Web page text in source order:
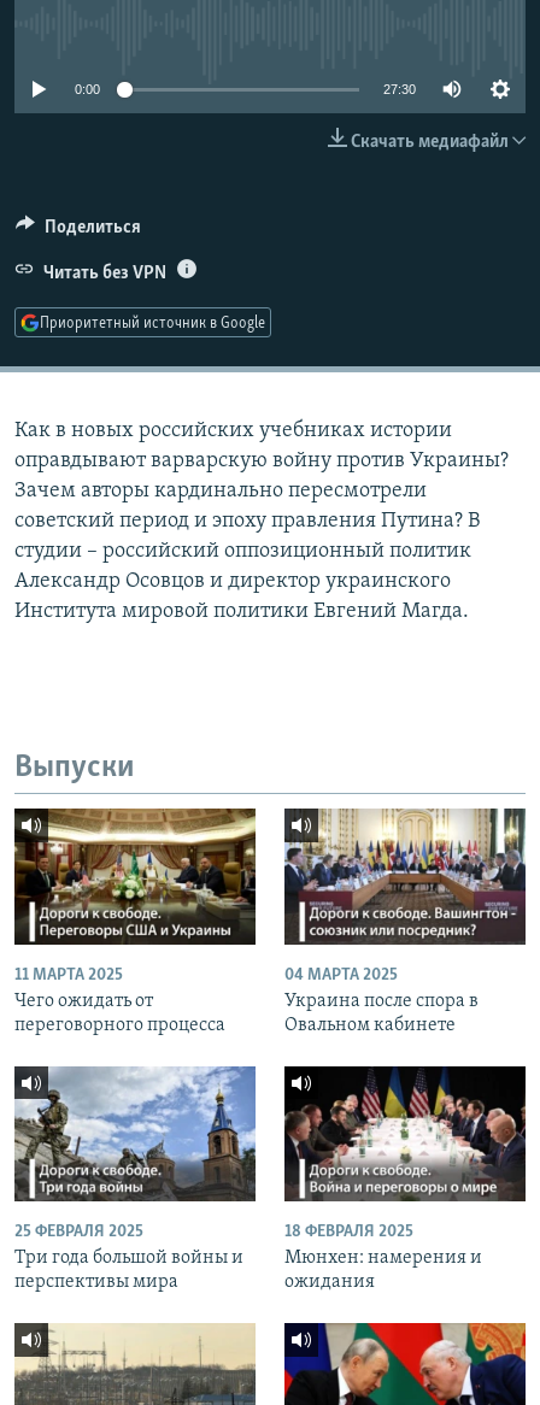
0:00 27:30
Скачать медиафайл
Поделиться
Читать без VPN
Приоритетный источник в Google
Как в новых российских учебниках истории
оправдывают варварскую войну против Украины?
Зачем авторы кардинально пересмотрели
советский период и эпоху правления Путина? В
студии – российский оппозиционный политик
Александр Осовцов и директор украинского
Института мировой политики Евгений Магда.
Выпуски
11 МАРТА 2025
Чего ожидать от
переговорного процесса
04 МАРТА 2025
Украина после спора в
Овальном кабинете
25 ФЕВРАЛЯ 2025
Три года большой войны и
перспективы мира
18 ФЕВРАЛЯ 2025
Мюнхен: намерения и
ожидания